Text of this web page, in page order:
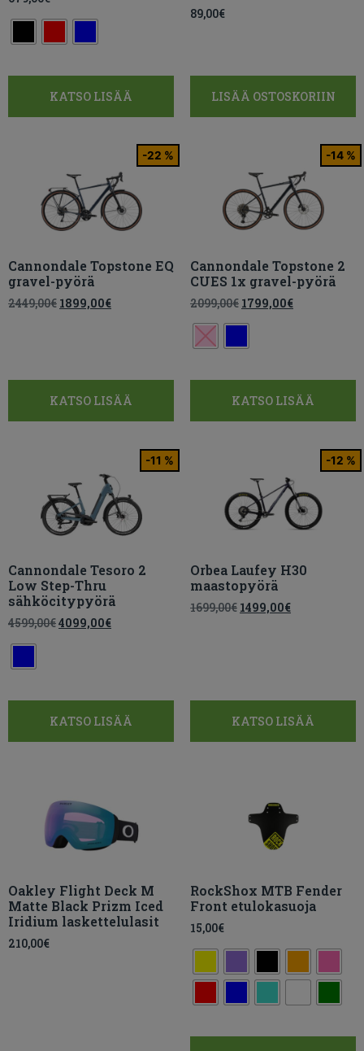
KATSO LISÄÄ
89,00€
LISÄÄ OSTOSKORIIN
-22 %
Cannondale Topstone EQ
gravel-pyörä
2449,00€ 1899,00€
KATSO LISÄÄ
-14 %
Cannondale Topstone 2
CUES 1x gravel-pyörä
2099,00€ 1799,00€
KATSO LISÄÄ
-11 %
Cannondale Tesoro 2
Low Step-Thru
sähköcitypyörä
4599,00€4099,00€
KATSO LISÄÄ
-12 %
Orbea Laufey H30
maastopyörä
1699,00€ 1499,00€
KATSO LISÄÄ
Oakley Flight Deck M
Matte Black Prizm Iced
Iridium laskettelulasit
210,00€
RockShox MTB Fender
Front etulokasuoja
15,00€